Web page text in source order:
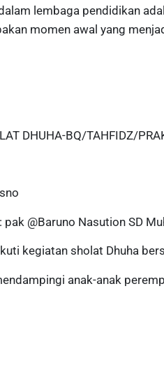
lembaga pendidikan
momen awal yang
DHUHA-BQ/TAHFIDZ/
@Baruno Nasution SD
kegiatan sholat Dhuha
anak-anak